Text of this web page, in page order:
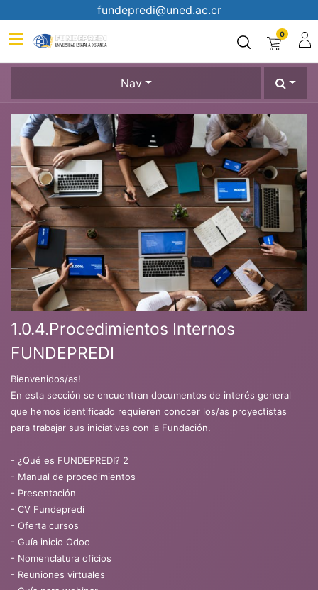
fundepredi@uned.ac.cr
0
Nav
1.0.4.Procedimientos Internos
FUNDEPREDI
Bienvenidos/as!
En esta sección se encuentran documentos de interés general
que hemos identificado requieren conocer los/as proyectistas
para trabajar sus iniciativas con la Fundación.
- ¿Qué es FUNDEPREDI? 2
- Manual de procedimientos
- Presentación
- CV Fundepredi
- Oferta cursos
- Guía inicio Odoo
- Nomenclatura oficios
- Reuniones virtuales